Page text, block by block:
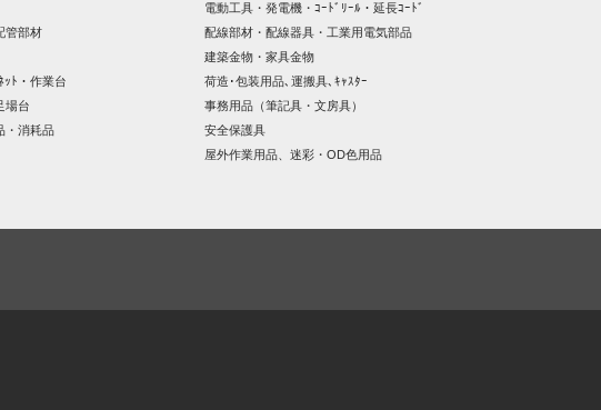
電動工具・発電機・ｺｰﾄﾞﾘｰﾙ・延長ｺｰﾄﾞ
管部材
配線部材・配線器具・工業用電気部品
建築金物・家具金物
ｯﾄ・作業台
荷造･包装用品､運搬具､ｷｬｽﾀｰ
場台
事務用品（筆記具・文房具）
・消耗品
安全保護具
屋外作業用品、迷彩・OD色用品